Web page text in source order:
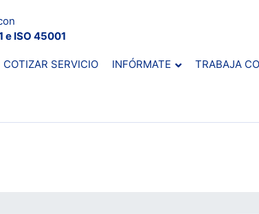
ISO 45001
COTIZAR SERVICIO INFÓRMATE TRABAJA